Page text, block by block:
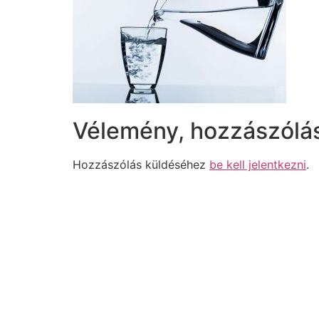
Vélemény,
Hozzászólás küldéséhez be kell jelentkezni.